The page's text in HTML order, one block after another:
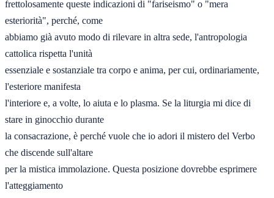
frettolosamente queste indicazioni di "fariseismo" o "mera
esteriorità", perché, come
abbiamo già avuto modo di rilevare in altra sede, l'antropologia
cattolica rispetta l'unità
essenziale e sostanziale tra corpo e anima, per cui, ordinariamente,
l'esteriore manifesta
l'interiore e, a volte, lo aiuta e lo plasma. Se la liturgia mi dice di
stare in ginocchio durante
la consacrazione, è perché vuole che io adori il mistero del Verbo
che discende sull'altare
per la mistica immolazione. Questa posizione dovrebbe esprimere
l'atteggiamento